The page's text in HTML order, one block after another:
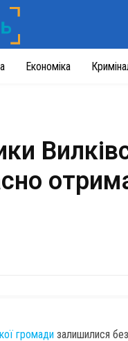
Економіка
громади залишилися без